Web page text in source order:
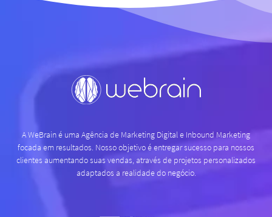
A WeBrain é uma Agência de Marketing Digital e Inbound Marketing
focada em resultados. Nosso objetivo é entregar sucesso para nossos
clientes aumentando suas vendas, através de projetos personalizados
adaptados a realidade do negócio.